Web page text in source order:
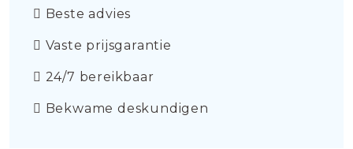
Beste advies
Vaste prijsgarantie
24/7 bereikbaar
Bekwame deskundigen